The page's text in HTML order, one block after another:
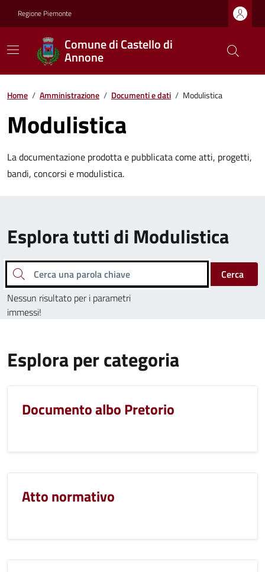
Regione Piemonte
Comune di Castello di
Annone
Home / Amministrazione / Documenti e dati / Modulistica
Modulistica
La documentazione prodotta e pubblicata come atti, progetti,
bandi, concorsi e modulistica.
Esplora tutti di Modulistica
Cerca una parola chiave
Cerca
Nessun risultato per i parametri
immessi!
Esplora per categoria
Documento albo Pretorio
Atto normativo